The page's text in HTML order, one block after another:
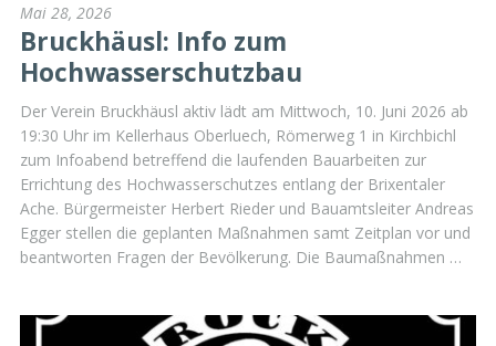
Mai 28, 2026
Bruckhäusl: Info zum
Hochwasserschutzbau
Der Verein Bruckhäusl aktiv lädt am Mittwoch, 10. Juni 2026 ab
19:30 Uhr im Kellerhaus Oberluech, Römerweg 1 in Kirchbichl
zum Infoabend betreffend die laufenden Bauarbeiten zur
Errichtung des Hochwasserschutzes entlang der Brixentaler
Ache. Bürgermeister Herbert Rieder und Bauamtsleiter Andreas
Egger stellen die geplanten Maßnahmen samt Zeitplan vor und
beantworten Fragen der Bevölkerung. Die Baumaßnahmen …